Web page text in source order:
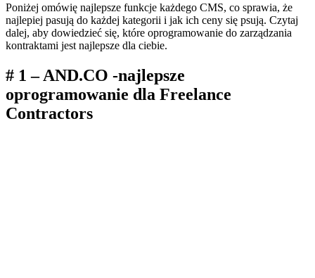
Poniżej omówię najlepsze funkcje każdego CMS, co sprawia, że
najlepiej pasują do każdej kategorii i jak ich ceny się psują. Czytaj
dalej, aby dowiedzieć się, które oprogramowanie do zarządzania
kontraktami jest najlepsze dla ciebie.
# 1 – AND.CO -najlepsze
oprogramowanie dla Freelance
Contractors